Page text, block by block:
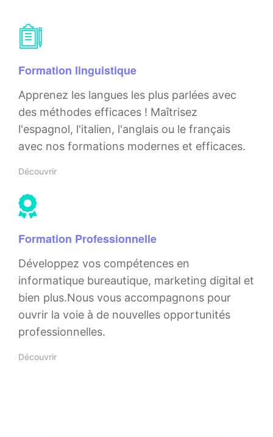
Formation linguistique
Apprenez les langues les plus parlées avec
des méthodes efficaces ! Maîtrisez
l'espagnol, l'italien, l'anglais ou le français
avec nos formations modernes et efficaces.
Découvrir
Formation Professionnelle
Développez vos compétences en
informatique bureautique, marketing digital et
bien plus.Nous vous accompagnons pour
ouvrir la voie à de nouvelles opportunités
professionnelles.
Découvrir